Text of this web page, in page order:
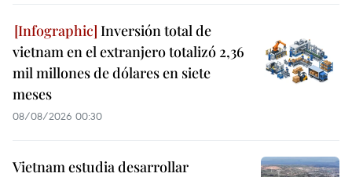
Inversión total de
vietnam en el extranjero totalizó 2,36
mil millones de dólares en siete
meses
08/08/2026 00:30
Vietnam estudia desarrollar